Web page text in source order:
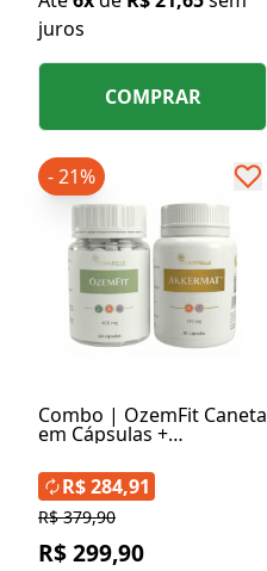
juros
COMPRAR
Combo | OzemFit Caneta
em Cápsulas +
Cápsulas
- 21%
R$ 379,90
R$ 299,90
R$ 284,91